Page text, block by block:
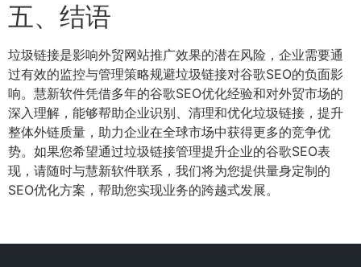
五、结语
垃圾链接是影响外贸网站推广效果的潜在风险，企业需要通
过有效的监控与管理策略规避垃圾链接对谷歌SEO的负面影
响。慧新软件凭借多年的谷歌SEO优化经验和对外贸市场的
深入理解，能够帮助企业识别、清理和优化垃圾链接，提升
整体外链质量，助力企业在全球市场中获得更多的竞争优
势。如果您希望通过垃圾链接管理提升企业的谷歌SEO表
现，请随时与慧新软件联系，我们将为您提供量身定制的
SEO优化方案，帮助您实现业务的跨越式发展。